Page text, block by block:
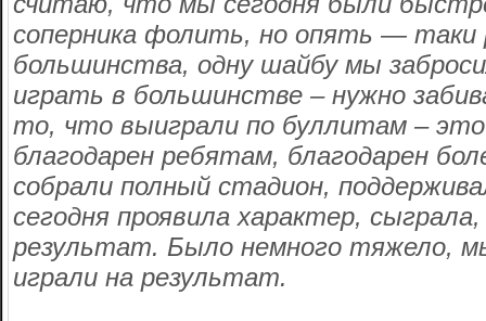
соперника фолить, но опять — таки
большинства, одну шайбу мы
играть в большинстве – нужно
то, что выиграли по буллитам –
благодарен ребятам, благодарен
собрали полный стадион,
сегодня проявила характер,
результат. Было немного тяжело,
играли на результат.